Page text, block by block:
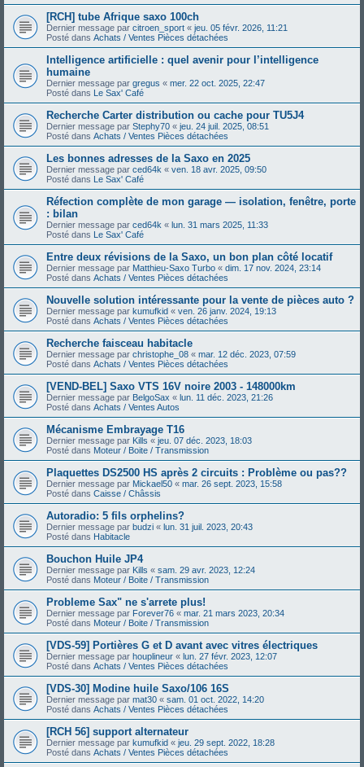
[RCH] tube Afrique saxo 100ch
Dernier message par citroen_sport « jeu. 05 févr. 2026, 11:21
Posté dans Achats / Ventes Pièces détachées
Intelligence artificielle : quel avenir pour l’intelligence
humaine
Dernier message par gregus « mer. 22 oct. 2025, 22:47
Posté dans Le Sax' Café
Recherche Carter distribution ou cache pour TU5J4
Dernier message par Stephy70 « jeu. 24 juil. 2025, 08:51
Posté dans Achats / Ventes Pièces détachées
Les bonnes adresses de la Saxo en 2025
Dernier message par ced64k « ven. 18 avr. 2025, 09:50
Posté dans Le Sax' Café
Réfection complète de mon garage — isolation, fenêtre, porte
: bilan
Dernier message par ced64k « lun. 31 mars 2025, 11:33
Posté dans Le Sax' Café
Entre deux révisions de la Saxo, un bon plan côté locatif
Dernier message par Matthieu-Saxo Turbo « dim. 17 nov. 2024, 23:14
Posté dans Achats / Ventes Pièces détachées
Nouvelle solution intéressante pour la vente de pièces auto ?
Dernier message par kumufkid « ven. 26 janv. 2024, 19:13
Posté dans Achats / Ventes Pièces détachées
Recherche faisceau habitacle
Dernier message par christophe_08 « mar. 12 déc. 2023, 07:59
Posté dans Achats / Ventes Pièces détachées
[VEND-BEL] Saxo VTS 16V noire 2003 - 148000km
Dernier message par BelgoSax « lun. 11 déc. 2023, 21:26
Posté dans Achats / Ventes Autos
Mécanisme Embrayage T16
Dernier message par Kills « jeu. 07 déc. 2023, 18:03
Posté dans Moteur / Boite / Transmission
Plaquettes DS2500 HS après 2 circuits : Problème ou pas??
Dernier message par Mickael50 « mar. 26 sept. 2023, 15:58
Posté dans Caisse / Châssis
Autoradio: 5 fils orphelins?
Dernier message par budzi « lun. 31 juil. 2023, 20:43
Posté dans Habitacle
Bouchon Huile JP4
Dernier message par Kills « sam. 29 avr. 2023, 12:24
Posté dans Moteur / Boite / Transmission
Probleme Sax" ne s'arrete plus!
Dernier message par Forever76 « mar. 21 mars 2023, 20:34
Posté dans Moteur / Boite / Transmission
[VDS-59] Portières G et D avant avec vitres électriques
Dernier message par houplineur « lun. 27 févr. 2023, 12:07
Posté dans Achats / Ventes Pièces détachées
[VDS-30] Modine huile Saxo/106 16S
Dernier message par mat30 « sam. 01 oct. 2022, 14:20
Posté dans Achats / Ventes Pièces détachées
[RCH 56] support alternateur
Dernier message par kumufkid « jeu. 29 sept. 2022, 18:28
Posté dans Achats / Ventes Pièces détachées